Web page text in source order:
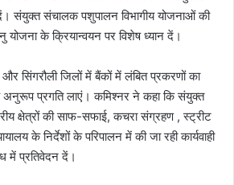
दें। संयुक्त संचालक पशुपालन विभागीय योजनाओं की
के क्रियान्वयन पर विशेष ध्यान दें।
सिंगरौली जिलों में बैंकों में लंबित प्रकरणों का
अनुरूप प्रगति लाएं। कमिश्नर ने कहा कि संयुक्त
क्षेत्रों की साफ-सफाई, कचरा संग्रहण , स्ट्रीट
के निर्देशों के परिपालन में की जा रही कार्यवाही
में प्रतिवेदन दें।